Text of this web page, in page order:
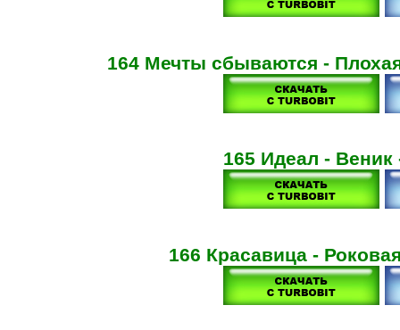
164 Мечты сбываются -
165 Идеал -
166 Красавица -